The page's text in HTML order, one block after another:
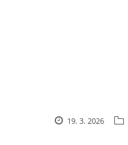
19. 3. 2026